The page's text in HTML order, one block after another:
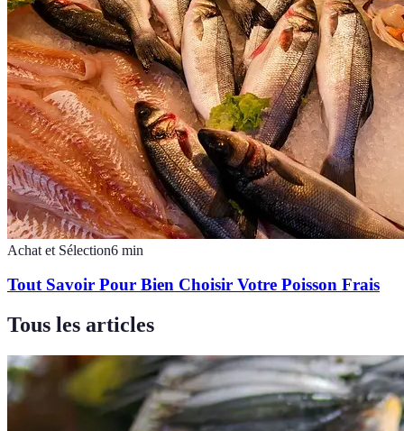
Achat et Sélection6 min
Tout Savoir Pour Bien Choisir Votre Poisson Frais
Tous les articles